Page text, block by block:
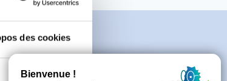
des cookies